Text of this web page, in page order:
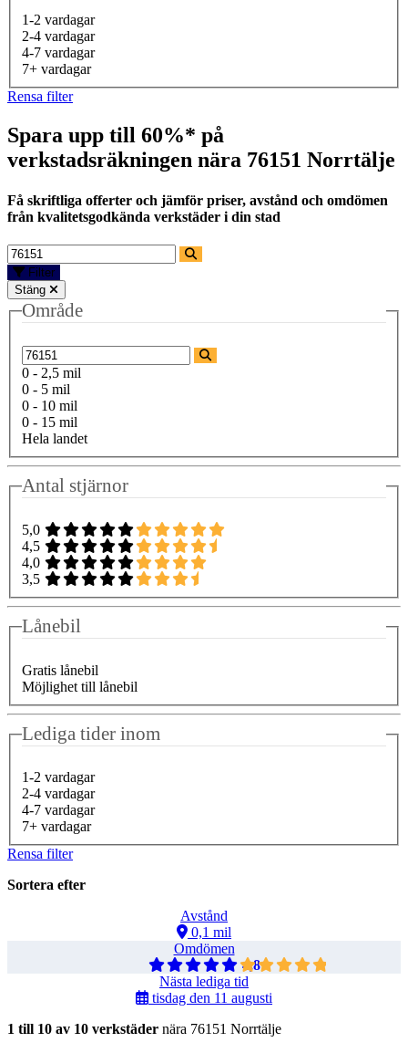
1-2 vardagar
2-4 vardagar
4-7 vardagar
7+ vardagar
Rensa filter
Spara upp till 60%* på
verkstadsräkningen nära 76151 Norrtälje
Få skriftliga offerter och jämför priser, avstånd och omdömen
från kvalitetsgodkända verkstäder i din stad
Filter
Stäng
Område
0 - 2,5 mil
0 - 5 mil
0 - 10 mil
0 - 15 mil
Hela landet
Antal stjärnor
5,0
4,5
4,0
3,5
Lånebil
Gratis lånebil
Möjlighet till lånebil
Lediga tider inom
1-2 vardagar
2-4 vardagar
4-7 vardagar
7+ vardagar
Rensa filter
Sortera efter
Avstånd
0,1 mil
Omdömen
4,8
Nästa lediga tid
tisdag den 11 augusti
1 till 10 av 10 verkstäder nära 76151 Norrtälje